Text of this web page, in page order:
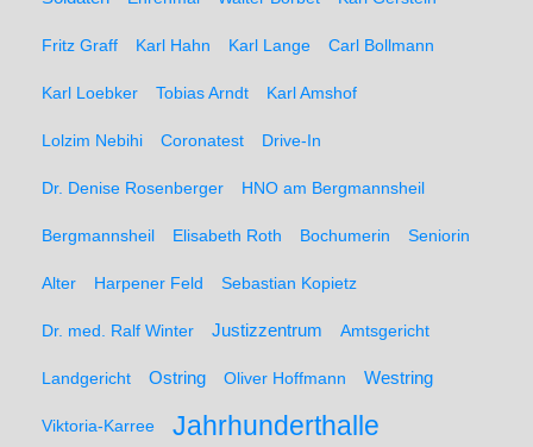
Fritz Graff Karl Hahn Karl Lange Carl Bollmann
Karl Loebker Tobias Arndt Karl Amshof
Lolzim Nebihi Coronatest Drive-In
Dr. Denise Rosenberger HNO am Bergmannsheil
Bergmannsheil Elisabeth Roth Bochumerin Seniorin
Alter Harpener Feld Sebastian Kopietz
Dr. med. Ralf Winter Justizzentrum Amtsgericht
Landgericht Ostring Oliver Hoffmann Westring
Viktoria-Karree Jahrhunderthalle